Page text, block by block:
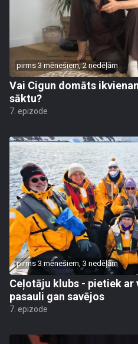
pirms 3 mēnešiem, 2 nedēļām
Vai Cigun domāts
sāktu?
7. epizode
pirms 3 mēnešiem, 3 nedēļām
Ceļotāju klubs - pietiek
pasauli gan savējos
7. epizode